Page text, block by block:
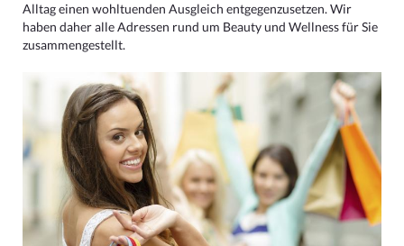
Alltag einen wohltuenden Ausgleich entgegenzusetzen. Wir
haben daher alle Adressen rund um Beauty und Wellness für Sie
zusammengestellt.